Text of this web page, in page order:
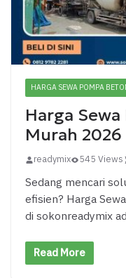
HARGA SEWA POMPA
Harga
Murah 2026
readymix 545 Views
Sedang mencari
efisien? Harga
di sokonreadymix
Read More